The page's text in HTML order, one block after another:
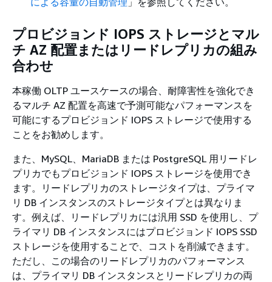
プロビジョンド IOPS ストレージとマル
チ AZ 配置またはリードレプリカの組み
合わせ
本稼働 OLTP ユースケースの場合、耐障害性を強化でき
るマルチ AZ 配置を高速で予測可能なパフォーマンスを
可能にするプロビジョンド IOPS ストレージで使用する
ことをお勧めします。
また、MySQL、MariaDB または PostgreSQL 用リードレ
プリカでもプロビジョンド IOPS ストレージを使用でき
ます。リードレプリカのストレージタイプは、プライマ
リ DB インスタンスのストレージタイプとは異なりま
す。例えば、リードレプリカには汎用 SSD を使用し、プ
ライマリ DB インスタンスにはプロビジョンド IOPS SSD
ストレージを使用することで、コストを削減できます。
ただし、この場合のリードレプリカのパフォーマンス
は、プライマリ DB インスタンスとリードレプリカの両